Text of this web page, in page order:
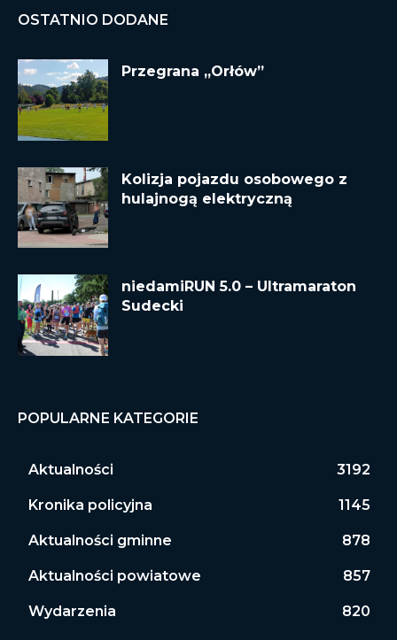
OSTATNIO DODANE
Przegrana „Orłów”
Kolizja pojazdu osobowego z
hulajnogą elektryczną
niedamiRUN 5.0 – Ultramaraton
Sudecki
POPULARNE KATEGORIE
Aktualności 3192
Kronika policyjna 1145
Aktualności gminne 878
Aktualności powiatowe 857
Wydarzenia 820